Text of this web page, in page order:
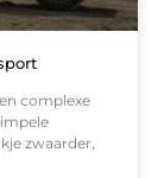
complexe
zwaarder,